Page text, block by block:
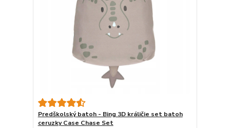
Predškolský batoh - Bing 3D králičie set batoh
ceruzky Case Chase Set